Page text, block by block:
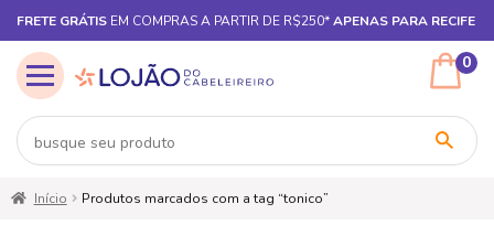
FRETE GRÁTIS EM COMPRAS A PARTIR DE R$250*APENAS PARA RECIFE
0
Pular
para
Pular
para
Início Produtos marcados com a tag “tonico”